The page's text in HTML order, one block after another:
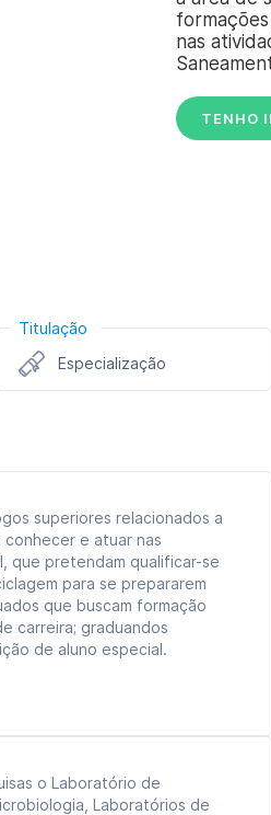
nas
TENHO
Titulação
Especialização
superiores relacionados a
e atuar nas
que pretendam qualificar-se
para se prepararem
que buscam formação
carreira; graduandos
de aluno especial.
o Laboratório de
Laboratórios de